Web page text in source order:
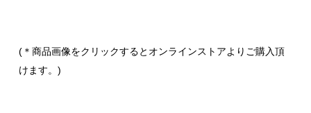
(＊商品画像をクリックするとオンラインストアよりご購入頂
けます。)